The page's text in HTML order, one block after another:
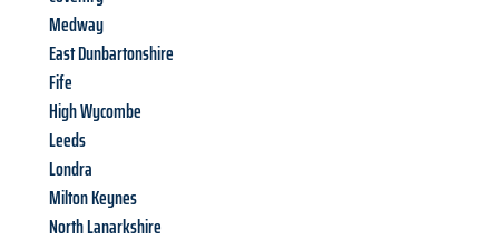
Medway
East Dunbartonshire
Fife
High Wycombe
Leeds
Londra
Milton Keynes
North Lanarkshire